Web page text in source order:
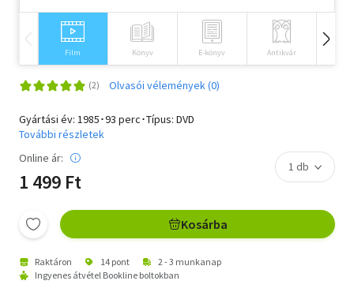
Társadalomtudomány
Természettudomány
Történelem
Vallás
Film Könyv E-könyv Antikvár
Olvasói vélemények (0)
Gyártási év: 1985･93 perc･Típus: DVD
További részletek
Online ár:
1 499 Ft
Kosárba
Raktáron 14 pont
2 - 3 munkanap
Ingyenes átvétel Bookline boltokban